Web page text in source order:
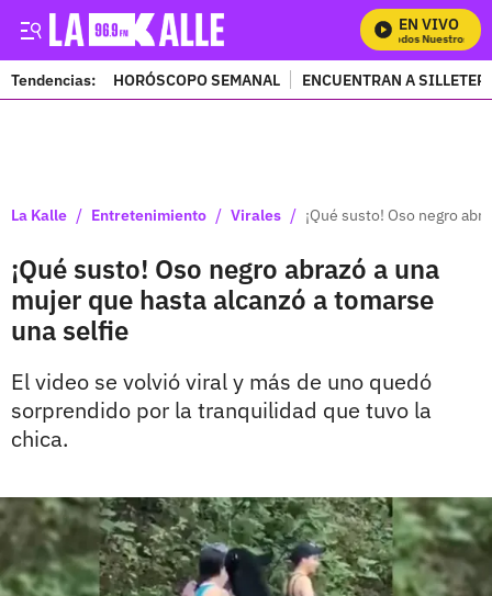
EN VIVO
Mira Todos Nuestros
Tendencias: HORÓSCOPO SEMANAL ENCUENTRAN A
La Kalle / Entretenimiento / Virales / ¡Qué susto! Oso negro
¡Qué susto! Oso negro abrazó a una
mujer que hasta alcanzó a tomarse
una selfie
El video se volvió viral y más de uno quedó
sorprendido por la tranquilidad que tuvo la
chica.